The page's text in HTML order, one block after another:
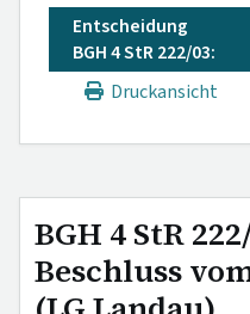
Entscheidung
BGH 4 StR 222/03:
Druckansicht
BGH 4 StR
Beschluss